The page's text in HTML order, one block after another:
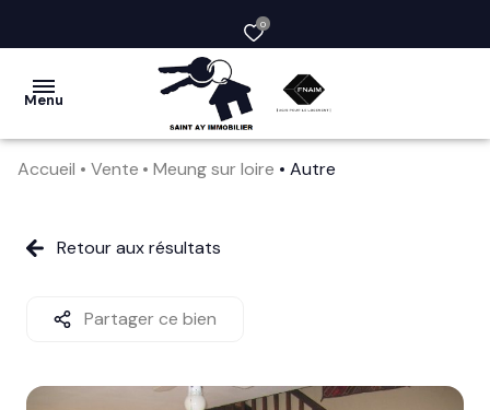
0
Menu
vendre
société
services
Accueil Vente Meung sur loire Autre
Retour aux résultats
Partager ce bien